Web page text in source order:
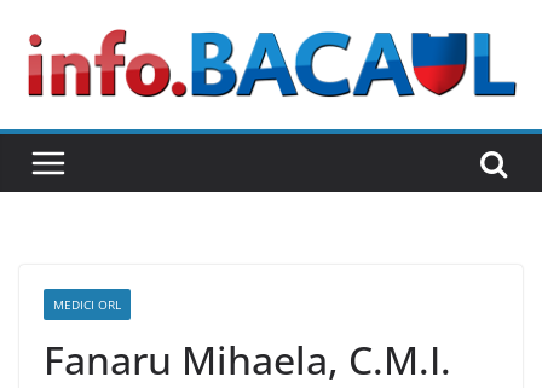
content
MEDICI ORL
Fanaru Mihaela, C.M.I.